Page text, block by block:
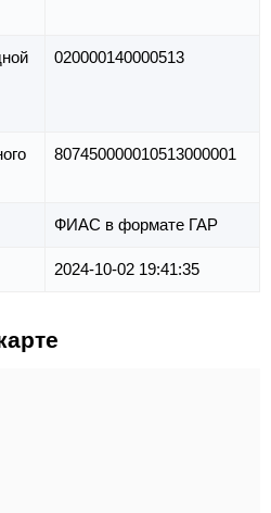
020000140000513
807450000010513000001
ФИАС в формате ГАР
2024-10-02 19:41:35